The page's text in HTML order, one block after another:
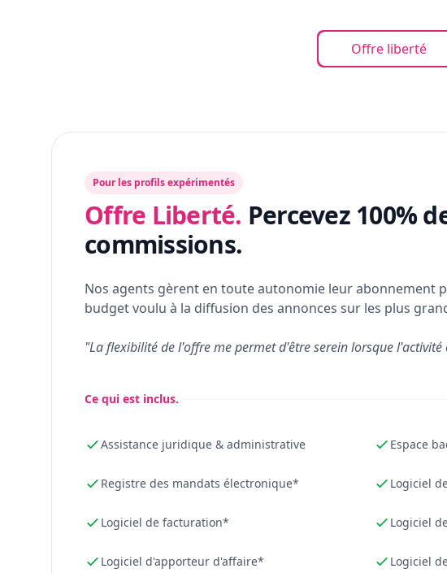
Offre liberté
Pour les profils expérimentés
Offre Liberté. Percevez 100%
commissions.
Nos agents gèrent en toute autonomie leur abonnement
budget voulu à la diffusion des annonces sur les plus
"La flexibilité de l'offre me permet d'être serein lorsque l'activité
Ce qui est inclus.
Assistance juridique & administrative Espace
Registre des mandats électronique* Logiciel
Logiciel de facturation* Logiciel
Logiciel d'apporteur d'affaire* Logiciel